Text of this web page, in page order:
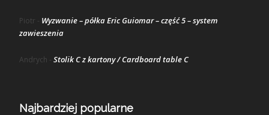
Piotr - Wyzwanie – półka Eric Guiomar – część 5 – system
zawieszenia
Andrych - Stolik C z kartony / Cardboard table C
Najbardziej popularne